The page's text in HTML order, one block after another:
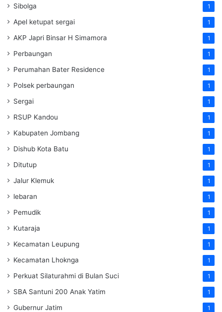
Sibolga 1
Apel ketupat sergai 1
AKP Japri Binsar H Simamora 1
Perbaungan 1
Perumahan Bater Residence 1
Polsek perbaungan 1
Sergai 1
RSUP Kandou 1
Kabupaten Jombang 1
Dishub Kota Batu 1
Ditutup 1
Jalur Klemuk 1
lebaran 1
Pemudik 1
Kutaraja 1
Kecamatan Leupung 1
Kecamatan Lhoknga 1
Perkuat Silaturahmi di Bulan Suci 1
SBA Santuni 200 Anak Yatim 1
Gubernur Jatim 1